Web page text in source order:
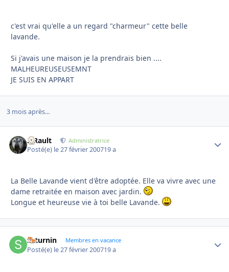
c'est vrai qu'elle a un regard "charmeur" cette belle
lavande.
Si j'avais une maison je la prendrais bien ....
MALHEUREUSEUSEMNT
JE SUIS EN APPART
3 mois après...
S.Rault Administratrice
Posté(e) le 27 février 200719 a
La Belle Lavande vient d'être adoptée. Elle va vivre avec une
dame retraitée en maison avec jardin.
Longue et heureuse vie à toi belle Lavande.
saturnin Membres en vacance
Posté(e) le 27 février 200719 a